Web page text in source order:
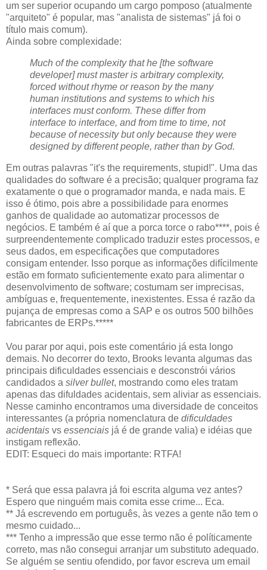
um ser superior ocupando um cargo pomposo (atualmente
"arquiteto" é popular, mas "analista de sistemas" já foi o
título mais comum).
Ainda sobre complexidade:
Much of the complexity that he [the software
developer] must master is arbitrary complexity,
forced without rhyme or reason by the many
human institutions and systems to which his
interfaces must conform. These differ from
interface to interface, and from time to time, not
because of necessity but only because they were
designed by different people, rather than by God.
Em outras palavras "it's the requirements, stupid!". Uma das
qualidades do software é a precisão; qualquer programa faz
exatamente o que o programador manda, e nada mais. E
isso é ótimo, pois abre a possibilidade para enormes
ganhos de qualidade ao automatizar processos de
negócios. E também é aí que a porca torce o rabo****, pois é
surpreendentemente complicado traduzir estes processos, e
seus dados, em especificações que computadores
consigam entender. Isso porque as informações difícilmente
estão em formato suficientemente exato para alimentar o
desenvolvimento de software; costumam ser imprecisas,
ambíguas e, frequentemente, inexistentes. Essa é razão da
pujança de empresas como a SAP e os outros 500 bilhões
fabricantes de ERPs.*****
Vou parar por aqui, pois este comentário já esta longo
demais. No decorrer do texto, Brooks levanta algumas das
principais dificuldades essenciais e desconstrói vários
candidados a silver bullet, mostrando como eles tratam
apenas das difuldades acidentais, sem aliviar as essenciais.
Nesse caminho encontramos uma diversidade de conceitos
interessantes (a própria nomenclatura de dificuldades
acidentais vs essenciais já é de grande valia) e idéias que
instigam reflexão.
EDIT: Esqueci do mais importante: RTFA!
* Será que essa palavra já foi escrita alguma vez antes?
Espero que ninguém mais comita esse crime... Eca.
** Já escrevendo em português, às vezes a gente não tem o
mesmo cuidado...
*** Tenho a impressão que esse termo não é políticamente
correto, mas não consegui arranjar um substituto adequado.
Se alguém se sentiu ofendido, por favor escreva um email